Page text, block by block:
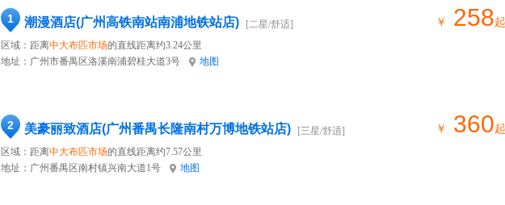
1 潮漫酒店(广州高铁南站南浦地铁站店)
[二星/舒适]
区域：距离中大布匹市场的直线距离约3.24公里
地址： 广州市番禺区洛溪南浦碧桂大道3号 地图
￥ 258起
2 美豪丽致酒店(广州番禺长隆南村万博地铁站店)
[三星/舒适]
区域：距离中大布匹市场的直线距离约7.57公里
地址： 广州番禺区南村镇兴南大道1号 地图
￥ 360起